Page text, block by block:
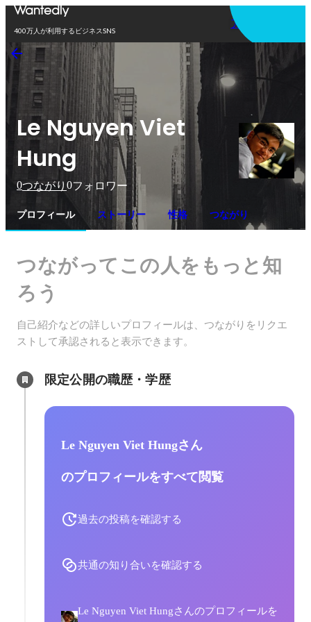
400万人が利用するビジネスSNS
アプリを使う
Le Nguyen Viet
Hung
0つながり 0フォロワー
プロフィール ストーリー 性格 つながり
つながってこの人をもっと知
ろう
自己紹介などの詳しいプロフィールは、つながりをリクエ
ストして承認されると表示できます。
限定公開の職歴・学歴
Le Nguyen Viet Hungさん
のプロフィールをすべて閲覧
過去の投稿を確認する
共通の知り合いを確認する
Le Nguyen Viet Hungさんのプロフィールを